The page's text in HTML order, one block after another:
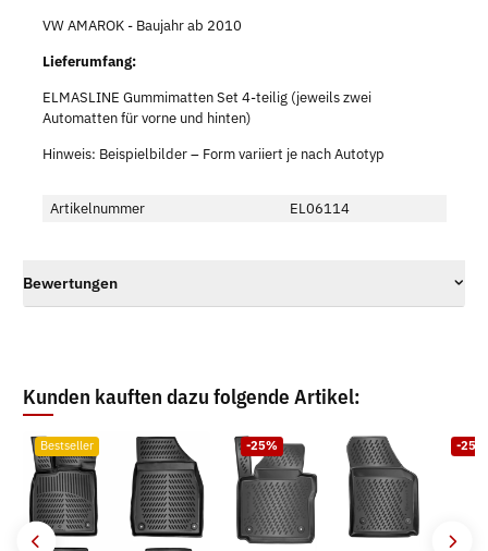
VW AMAROK - Baujahr ab 2010
Lieferumfang:
ELMASLINE Gummimatten Set 4-teilig (jeweils zwei
Automatten für vorne und hinten)
Hinweis: Beispielbilder – Form variiert je nach Autotyp
Artikelnummer EL06114
Bewertungen
Kunden kauften dazu folgende Artikel:
Bestseller -25% -25%